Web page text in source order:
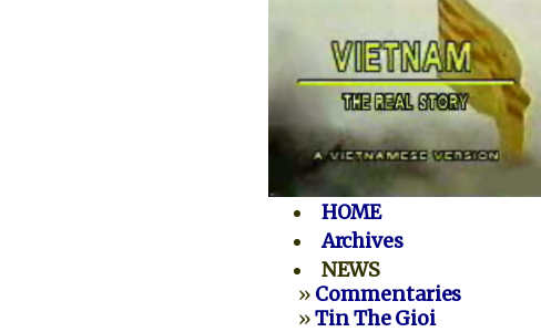
HOME
Archives
NEWS
» Commentaries
»Tin The Gioi